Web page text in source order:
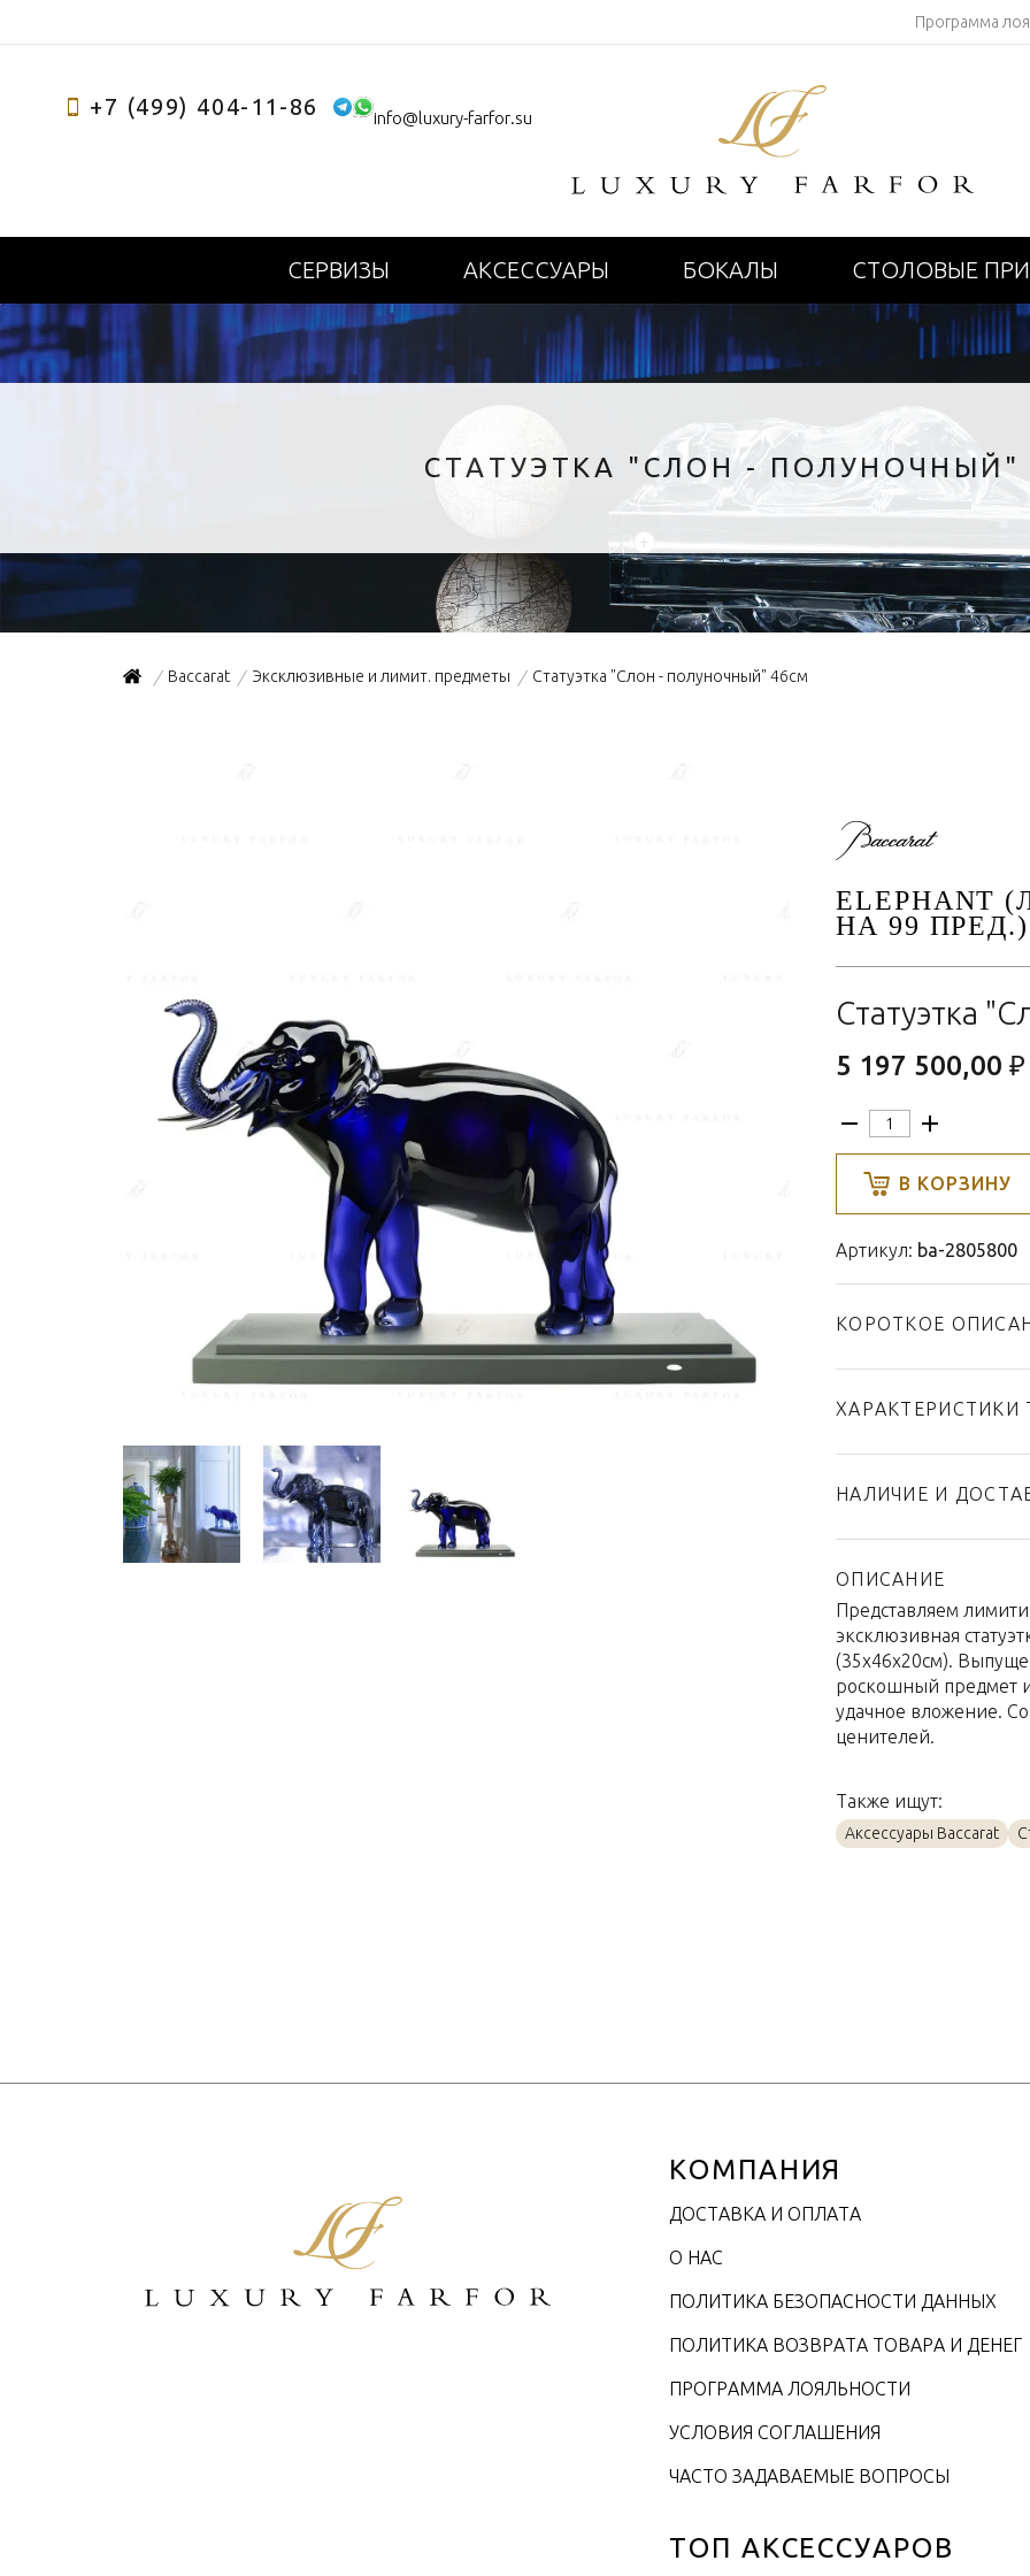
Программа
+7 (499) 404-11-86 info@luxury-farfor.su
СЕРВИЗЫ АКСЕССУАРЫ БОКАЛЫ СТОЛОВЫЕ
+
СТАТУЭТКА "СЛОН - ПОЛУНОЧНЫЙ"
/ Baccarat / Эксклюзивные и лимит. предметы / Статуэтка "Слон - полуночный" 46см
ELEPHANT
НА 99 ПРЕД.)
Статуэтка
5 197 500,00 ₽
В КОРЗИНУ
Артикул: ba-2805800
КОРОТКОЕ
ХАРАКТЕРИСТИКИ
Коллекция
Страна
Материал
Объем / Размер
НАЛИЧИЕ И
ОПИСАНИЕ
Представляем
эксклюзивная
(35x46x20см).
роскошный предмет
удачное вложение.
ценителей.
Также ищут:
Аксессуары Baccarat
КОМПАНИЯ
ДОСТАВКА И ОПЛАТА
О НАС
ПОЛИТИКА БЕЗОПАСНОСТИ ДАННЫХ
ПОЛИТИКА ВОЗВРАТА ТОВАРА И ДЕНЕГ
ПРОГРАММА ЛОЯЛЬНОСТИ
УСЛОВИЯ СОГЛАШЕНИЯ
ЧАСТО ЗАДАВАЕМЫЕ ВОПРОСЫ
ТОП АКСЕССУАРОВ